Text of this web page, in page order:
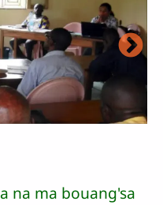
na ma bouang'sa